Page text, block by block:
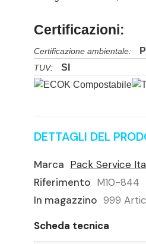
Certificazioni:
Certificazione ambientale:
TUV: SI
DETTAGLI DEL
Marca Pack Service
Riferimento M10-844
In magazzino 999
Scheda tecnica